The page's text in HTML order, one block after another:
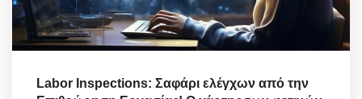
Labor Inspections: Σαφάρι ελέγχων από την